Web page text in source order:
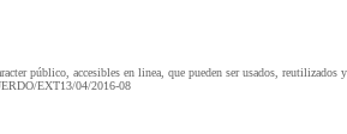
público, accesibles en linea, que pueden ser usados,
EXT13/04/2016-08